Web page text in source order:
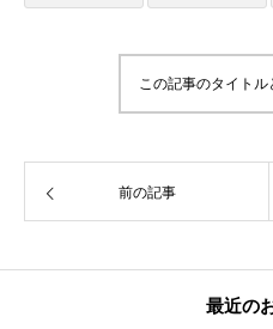
この記事のタイト
前の記事
最近の